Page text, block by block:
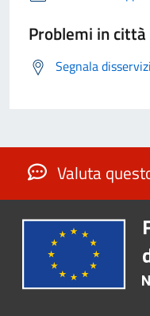
Problemi in città
Segnala
Valuta